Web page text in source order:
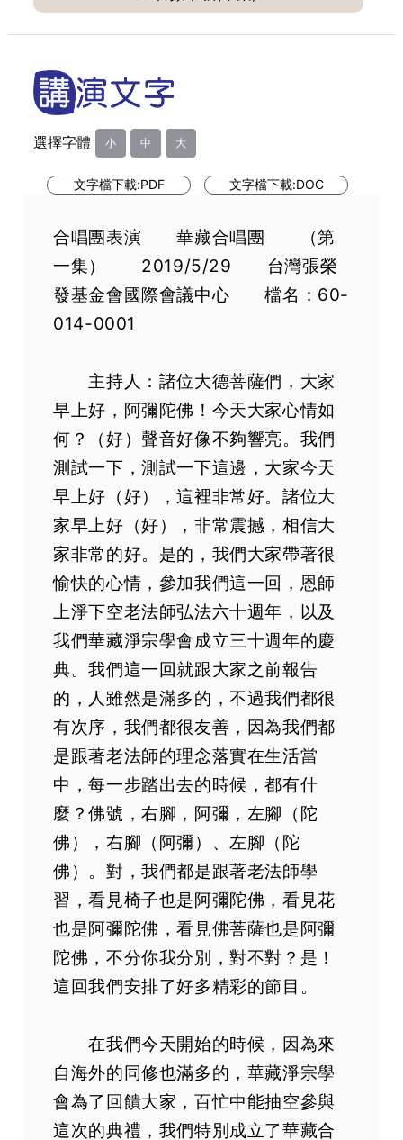
選擇字體 小 中 大
文字檔下載:PDF 文字檔下載:DOC
合唱團表演 華藏合唱團 （第
一集） 2019/5/29 台灣張榮
發基金會國際會議中心 檔名：60-
014-0001
主持人：諸位大德菩薩們，大家
早上好，阿彌陀佛！今天大家心情如
何？（好）聲音好像不夠響亮。我們
測試一下，測試一下這邊，大家今天
早上好（好），這裡非常好。諸位大
家早上好（好），非常震撼，相信大
家非常的好。是的，我們大家帶著很
愉快的心情，參加我們這一回，恩師
上淨下空老法師弘法六十週年，以及
我們華藏淨宗學會成立三十週年的慶
典。我們這一回就跟大家之前報告
的，人雖然是滿多的，不過我們都很
有次序，我們都很友善，因為我們都
是跟著老法師的理念落實在生活當
中，每一步踏出去的時候，都有什
麼？佛號，右腳，阿彌，左腳（陀
佛），右腳（阿彌）、左腳（陀
佛）。對，我們都是跟著老法師學
習，看見椅子也是阿彌陀佛，看見花
也是阿彌陀佛，看見佛菩薩也是阿彌
陀佛，不分你我分別，對不對？是！
這回我們安排了好多精彩的節目。
在我們今天開始的時候，因為來
自海外的同修也滿多的，華藏淨宗學
會為了回饋大家，百忙中能抽空參與
這次的典禮，我們特別成立了華藏合